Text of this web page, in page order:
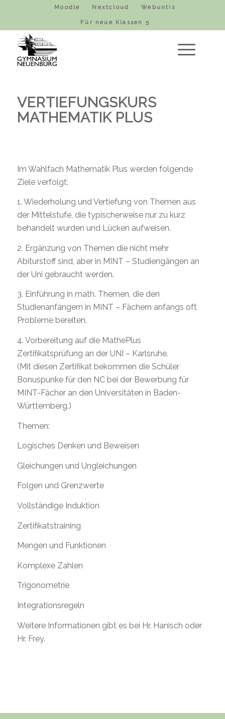
Moodle Nextcloud Webuntis
Für neue Klassen 5
VERTIEFUNGSKURS
MATHEMATIK PLUS
Im Wahlfach Mathematik Plus werden folgende
Ziele verfolgt:
1. Wiederholung und Vertiefung von Themen aus
der Mittelstufe, die typischerweise nur zu kurz
behandelt wurden und Lücken aufweisen.
2. Ergänzung von Themen die nicht mehr
Abiturstoff sind, aber in MINT – Studiengängen an
der Uni gebraucht werden.
3. Einführung in math. Themen, die den
Studienanfängern in MINT – Fächern anfangs oft
Probleme bereiten.
4. Vorbereitung auf die MathePlus
Zertifikatsprüfung an der UNI – Karlsruhe.
(Mit diesen Zertifikat bekommen die Schüler
Bonuspunke für den NC bei der Bewerbung für
MINT-Fächer an den Universitäten in Baden-
Württemberg.)
Themen:
Logisches Denken und Beweisen
Gleichungen und Ungleichungen
Folgen und Grenzwerte
Vollständige Induktion
Zertifikatstraining
Mengen und Funktionen
Komplexe Zahlen
Trigonometrie
Integrationsregeln
Weitere Informationen gibt es bei Hr. Hanisch oder
Hr. Frey.